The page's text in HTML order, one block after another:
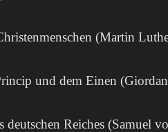
(Martin
und dem Einen
deutschen Reiches (Samuel